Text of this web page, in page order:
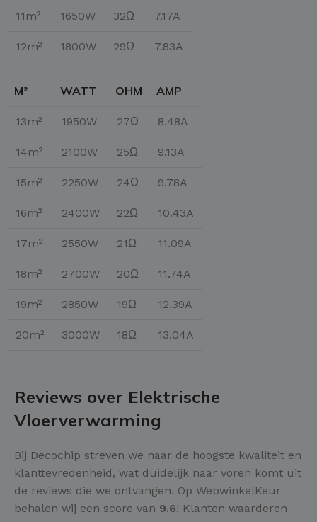
11m² 1650W 32Ω 7.17A
12m² 1800W 29Ω 7.83A
M² WATT OHM AMP
13m² 1950W 27Ω 8.48A
14m² 2100W 25Ω 9.13A
15m² 2250W 24Ω 9.78A
16m² 2400W 22Ω 10.43A
17m² 2550W 21Ω 11.09A
18m² 2700W 20Ω 11.74A
19m² 2850W 19Ω 12.39A
20m² 3000W 18Ω 13.04A
Reviews over Elektrische
Vloerverwarming
Bij Decochip streven we naar de hoogste kwaliteit en
klanttevredenheid, wat duidelijk naar voren komt uit
de reviews die we ontvangen. Op WebwinkelKeur
behalen wij een score van 9.6! Klanten waarderen